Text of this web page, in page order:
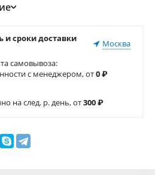
и сроки доставки
Москва
самовывоза:
с менеджером, от0₽
на след. р. день, от300₽